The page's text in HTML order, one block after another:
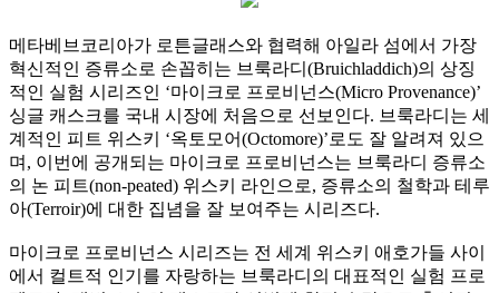
메타베브코리아가 로튼글래스와 협력해 아일라 섬에서 가장
혁신적인 증류소로 손꼽히는 브룩라디(Bruichladdich)의 상징
적인 실험 시리즈인 ‘마이크로 프로비넌스(Micro Provenance)’
싱글 캐스크를 국내 시장에 처음으로 선보인다. 브룩라디는 세
계적인 피트 위스키 ‘옥토모어(Octomore)’로도 잘 알려져 있으
며, 이번에 공개되는 마이크로 프로비넌스는 브룩라디 증류소
의 논 피트(non-peated) 위스키 라인으로, 증류소의 철학과 테루
아(Terroir)에 대한 집념을 잘 보여주는 시리즈다.
마이크로 프로비넌스 시리즈는 전 세계 위스키 애호가들 사이
에서 컬트적 인기를 자랑하는 브룩라디의 대표적인 실험 프로